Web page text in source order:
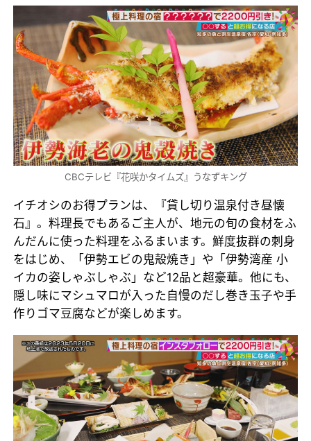
CBCテレビ『花咲かタイムズ』うなずキング
イチオシのお得プランは、『貸し切り温泉付き昼懐
石』。料理長でもあるご主人が、地元の旬の食材をふ
んだんに使った料理をふるまいます。鮮度抜群の刺身
をはじめ、「伊勢エビの鬼殻焼き」や「伊勢湾産 小
イカの姿しゃぶしゃぶ」など12品と超豪華。他にも、
隠し味にマシュマロが入った自慢のだし巻き玉子や手
作りゴマ豆腐などが楽しめます。